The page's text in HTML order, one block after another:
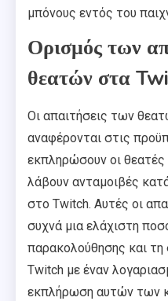
μπόνους εντός του
Ορισμός των
θεατών στα
Οι απαιτήσεις των
αναφέρονται στις
εκπληρώσουν οι θεατές
λάβουν ανταμοιβές
στο Twitch. Αυτές οι
συχνά μια ελάχιστη
παρακολούθησης και τη
Twitch με έναν
εκπλήρωση αυτών των